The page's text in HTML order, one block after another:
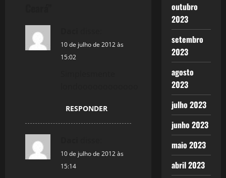
10 de julho de 2012 às
15:02
RESPONDER
10 de julho de 2012 às
15:14
outubro
2023
setembro
2023
agosto
2023
julho 2023
junho 2023
maio 2023
abril 2023